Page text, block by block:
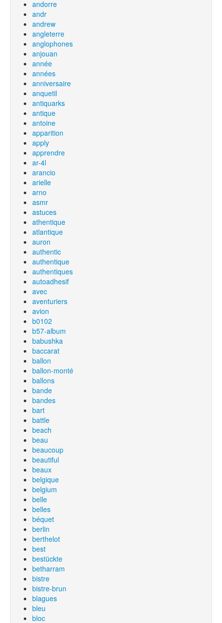
andorre
andr
andrew
angleterre
anglophones
anjouan
année
années
anniversaire
anquetil
antiquarks
antique
antoine
apparition
apply
apprendre
ar-4l
arancio
arielle
arno
asmr
astuces
athentique
atlantique
auron
authentic
authentique
authentiques
autoadhesif
avec
aventuriers
avion
b0102
b57-album
babushka
baccarat
ballon
ballon-monté
ballons
bande
bandes
bart
battle
beach
beau
beaucoup
beautiful
beaux
belgique
belgium
belle
belles
béquet
berlin
berthelot
best
bestückte
betharram
bistre
bistre-brun
blagues
bleu
bloc